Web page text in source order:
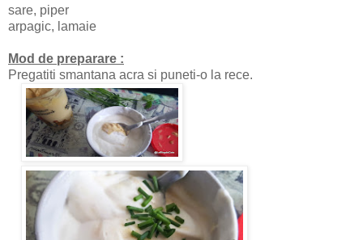
sare, piper
arpagic, lamaie
Mod de preparare :
Pregatiti smantana acra si puneti-o la rece.